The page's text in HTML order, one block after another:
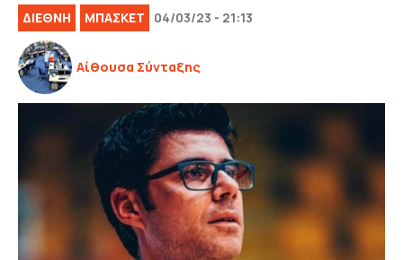
ΔΙΕΘΝΉ ΜΠΑΣΚΕΤ 04/03/23 - 21:13
Αίθουσα Σύνταξης